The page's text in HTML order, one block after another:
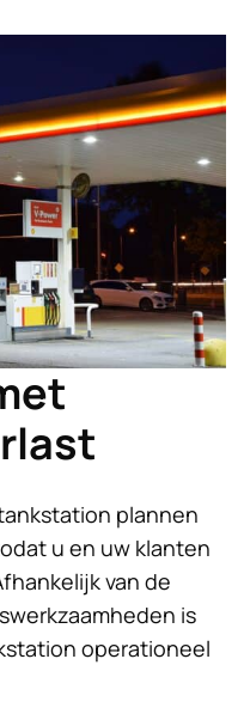
plannen
u en uw klanten
van de
is
operationeel